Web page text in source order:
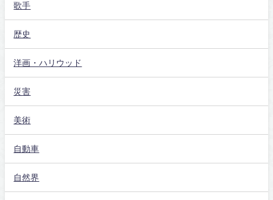
歌手
歴史
洋画・ハリウッド
災害
美術
自動車
自然界